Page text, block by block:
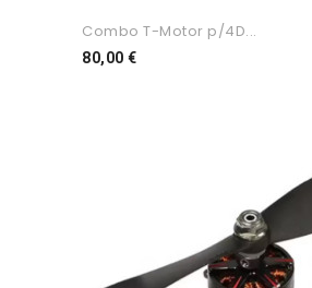
Combo T-Motor p/4D...
80,00 €Preço